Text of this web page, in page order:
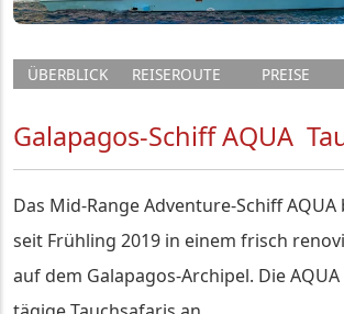
ÜBERBLICK REISEROUTE PREISE
Galapagos-Schiff AQUA
Das Mid-Range Adventure-Schiff
seit Frühling 2019 in einem frisch
auf dem Galapagos-Archipel. Die